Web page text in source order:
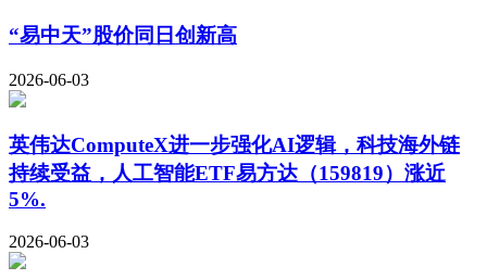
“易中天”股价同日创新高
2026-06-03
英伟达ComputeX进一步强化AI逻辑，科技海外链
持续受益，人工智能ETF易方达（159819）涨近
5%.
2026-06-03